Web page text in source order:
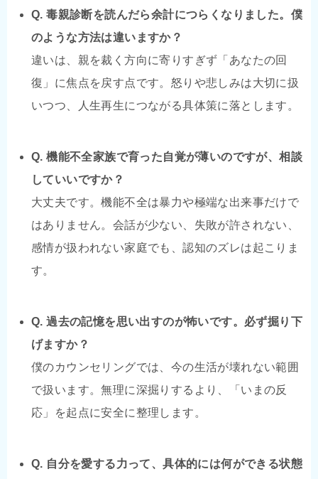
Q. 毒親診断を読んだら余計につらくなりました。僕
のような方法は違いますか？
違いは、親を裁く方向に寄りすぎず「あなたの回
復」に焦点を戻す点です。怒りや悲しみは大切に扱
いつつ、人生再生につながる具体策に落とします。
Q. 機能不全家族で育った自覚が薄いのですが、相談
していいですか？
大丈夫です。機能不全は暴力や極端な出来事だけで
はありません。会話が少ない、失敗が許されない、
感情が扱われない家庭でも、認知のズレは起こりま
す。
Q. 過去の記憶を思い出すのが怖いです。必ず掘り下
げますか？
僕のカウンセリングでは、今の生活が壊れない範囲
で扱います。無理に深掘りするより、「いまの反
応」を起点に安全に整理します。
Q. 自分を愛する力って、具体的には何ができる状態